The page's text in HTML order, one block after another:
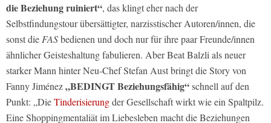
die Beziehung ruiniert“, das klingt eher nach der
Selbstfindungstour übersättigter, narzisstischer Autoren/innen, die
sonst dieFASbedienen und doch nur für ihre paar Freunde/innen
ähnlicher Geisteshaltung fabulieren. Aber Beat Balzli als neuer
starker Mann hinter Neu-Chef Stefan Aust bringt die Story von
Fanny Jiménez„BEDINGT Beziehungsfähig“schnell auf den
Punkt: „DieTinderisierungder Gesellschaft wirkt wie ein Spaltpilz.
Eine Shoppingmentaliät im Liebesleben macht die Beziehungen